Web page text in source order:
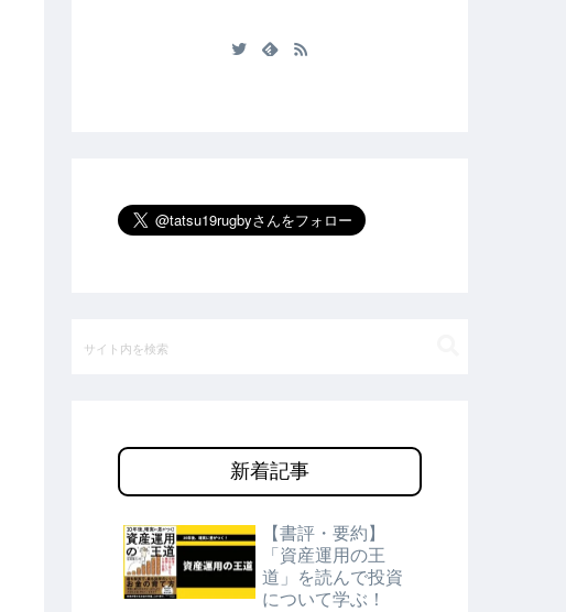
新着記事
【書評・要約】
「資産運用の王
道」を読んで投資
について学ぶ！